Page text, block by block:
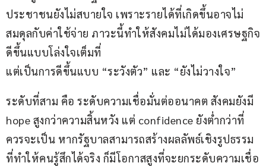
ประชาชนยังไม่สบายใจ เพราะรายได้ที่เกิดขึ้นอาจไม่
สมดุลกับค่าใช้จ่าย ภาวะนี้ทำให้สังคมไม่ได้มองเศรษฐกิจ
ดีขึ้นแบบโล่งใจเต็มที่
แต่เป็นการดีขึ้นแบบ “ระวังตัว” และ “ยังไม่วางใจ”
ระดับที่สาม คือ ระดับความเชื่อมั่นต่ออนาคต สังคมยังมี
hope สูงกว่าความสิ้นหวัง แต่ confidence ยังต่ำกว่าที่
ควรจะเป็น หากรัฐบาลสามารถสร้างผลลัพธ์เชิงรูปธรรม
ที่ทำให้คนรู้สึกได้จริง ก็มีโอกาสสูงที่จะยกระดับความเชื่อ